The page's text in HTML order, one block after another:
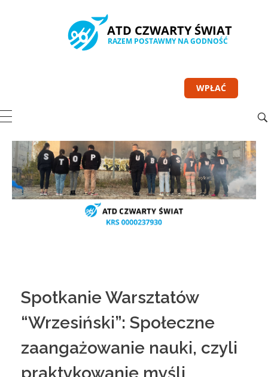
WPŁAĆ
Spotkanie Warsztatów
“Wrzesiński”: Społeczne
zaangażowanie nauki, czyli